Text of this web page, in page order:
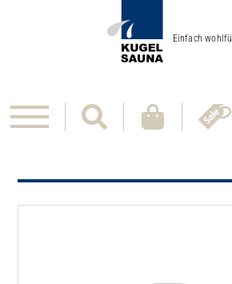
Einfach